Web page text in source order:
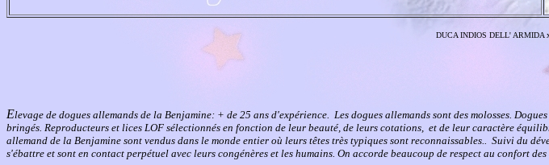
DUCA INDIOS DELL' ARMIDA
Elevage de dogues allemands de la Benjamine: + de 25 ans d'expérience. Les dogues allemands sont des molosses.
bringés. Reproducteurs et lices LOF sélectionnés en fonction de leur beauté, de leurs cotations, et de leur caractère
allemand de la Benjamine sont vendus dans le monde entier où leurs têtes très typiques sont reconnaissables.. Suivi du
s'ébattre et sont en contact perpétuel avec leurs congénères et les humains. On accorde beaucoup de respect au confort